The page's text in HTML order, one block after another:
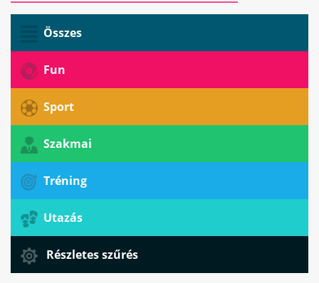
TWEED ZA...
October 19. Sunday 10:00
Összes
Fun
Sport
Szakmai
Tréning
Utazás
Részletes szűrés